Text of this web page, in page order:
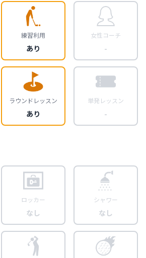
練習利用
あり
女性コーチ
-
ラウンドレッスン
あり
単発レッスン
-
ロッカー
なし
シャワー
なし